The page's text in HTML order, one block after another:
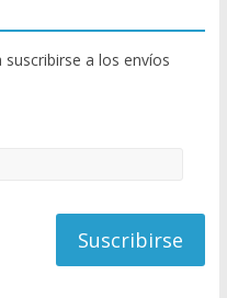
a los envíos